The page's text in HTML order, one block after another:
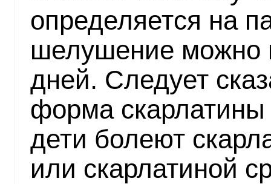
определяется на
шелушение можно
дней. Следует
форма
дети болеют
или скарлатиной